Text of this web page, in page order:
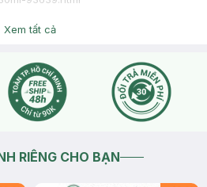
Xem tất cả
RIÊNG CHO BẠN